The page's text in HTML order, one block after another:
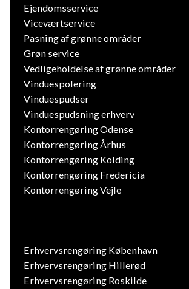
Ejendomsservice
Viceværtservice
Pasning af grønne områder
Grøn service
Vedligeholdelse af grønne områder
Vinduespolering
Vinduespudser
Vinduespudsning erhverv
Kontorrengøring Odense
Kontorrengøring Århus
Kontorrengøring Kolding
Kontorrengøring Fredericia
Kontorrengøring Vejle
Erhvervsrengøring København
Erhvervsrengøring Hillerød
Erhvervsrengøring Roskilde